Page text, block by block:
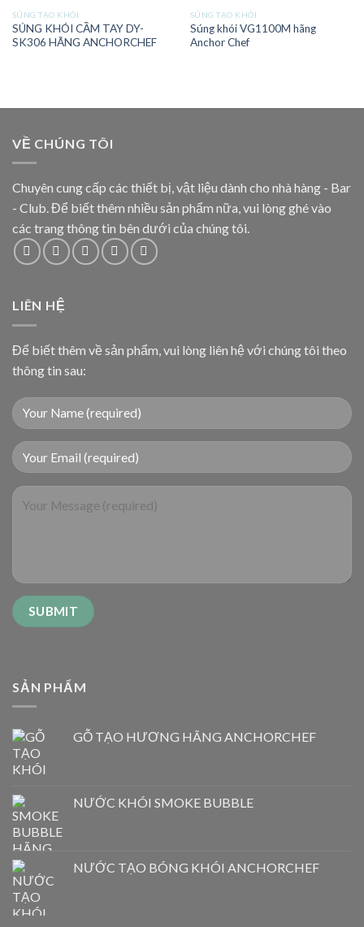
SÚNG TẠO KHÓI
SÚNG KHÓI CẦM TAY DY-
SK306 HÃNG ANCHORCHEF
SÚNG TẠO KHÓI
Súng khói VG1100M hãng
Anchor Chef
VỀ CHÚNG TÔI
Chuyên cung cấp các thiết bị, vật liệu dành cho nhà hàng - Bar
- Club. Để biết thêm nhiều sản phẩm nữa, vui lòng ghé vào
các trang thông tin bên dưới của chúng tôi.
LIÊN HỆ
Để biết thêm về sản phẩm, vui lòng liên hệ với chúng tôi theo
thông tin sau:
SẢN PHẨM
GỖ TẠO HƯƠNG HÃNG ANCHORCHEF
NƯỚC KHÓI SMOKE BUBBLE
NƯỚC TẠO BÓNG KHÓI ANCHORCHEF